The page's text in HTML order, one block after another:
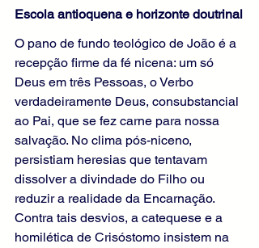
Escola antioquena e horizonte doutrinal
O pano de fundo teológico de João é a
recepção firme da fé nicena: um só
Deus em três Pessoas, o Verbo
verdadeiramente Deus, consubstancial
ao Pai, que se fez carne para nossa
salvação. No clima pós-niceno,
persistiam heresias que tentavam
dissolver a divindade do Filho ou
reduzir a realidade da Encarnação.
Contra tais desvios, a catequese e a
homilética de Crisóstomo insistem na